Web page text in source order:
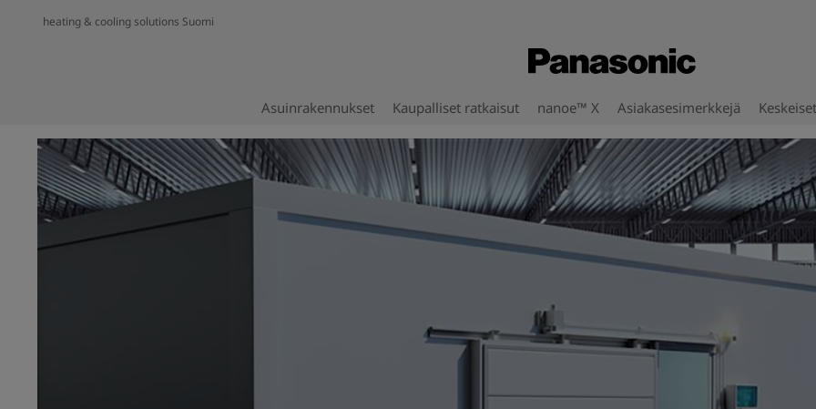
heating & cooling solutions Suomi
Asuinrakennukset Kaupalliset ratkaisut nanoe™ X Asiakasesimerkkejä